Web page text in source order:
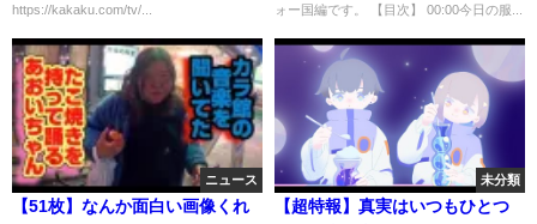
https://kakaku.com/tv/...
ォー国編です。 【目次】 00:00今日の服...
ニュース
【51枚】なんか面白い画像くれ
未分類
【超特報】真実はいつもひとつ